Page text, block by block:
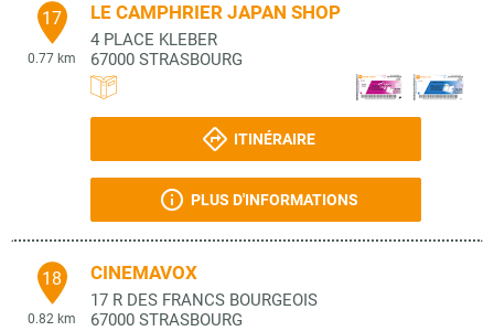
17
0.77 km
LE CAMPHRIER JAPAN SHOP
4 PLACE KLEBER
67000 STRASBOURG
ITINÉRAIRE
PLUS D'INFORMATIONS
18
0.82 km
CINEMAVOX
17 R DES FRANCS BOURGEOIS
67000 STRASBOURG